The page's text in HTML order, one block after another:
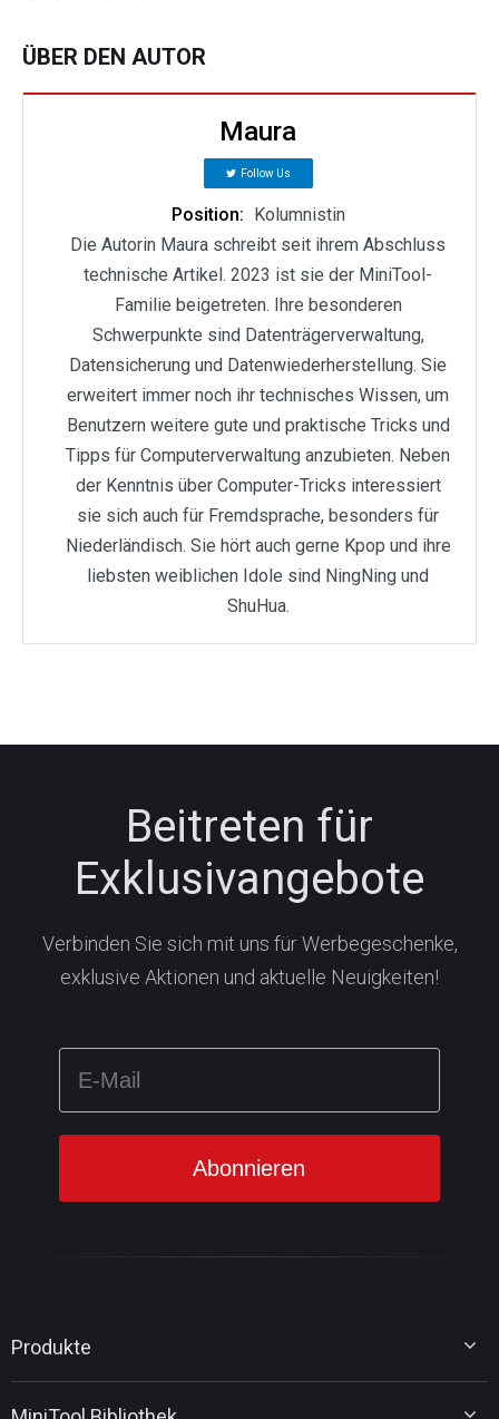
ÜBER DEN AUTOR
Maura
Follow Us
Position: Kolumnistin
Die Autorin Maura schreibt seit ihrem Abschluss
technische Artikel. 2023 ist sie der MiniTool-
Familie beigetreten. Ihre besonderen
Schwerpunkte sind Datenträgerverwaltung,
Datensicherung und Datenwiederherstellung. Sie
erweitert immer noch ihr technisches Wissen, um
Benutzern weitere gute und praktische Tricks und
Tipps für Computerverwaltung anzubieten. Neben
der Kenntnis über Computer-Tricks interessiert
sie sich auch für Fremdsprache, besonders für
Niederländisch. Sie hört auch gerne Kpop und ihre
liebsten weiblichen Idole sind NingNing und
ShuHua.
Beitreten für
Exklusivangebote
Verbinden Sie sich mit uns für Werbegeschenke,
exklusive Aktionen und aktuelle Neuigkeiten!
Produkte